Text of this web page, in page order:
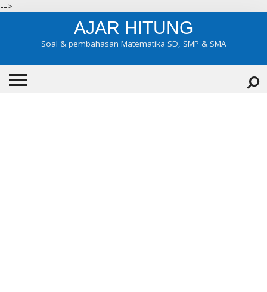
-->
AJAR HITUNG
Soal & pembahasan Matematika SD, SMP & SMA